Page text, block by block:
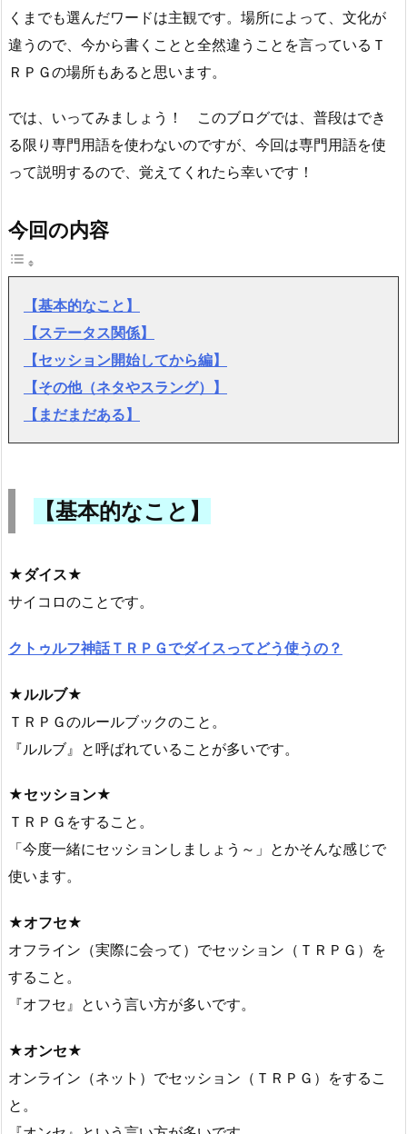
くまでも選んだワードは主観です。場所によって、文化が
違うので、今から書くことと全然違うことを言っているＴ
ＲＰＧの場所もあると思います。
では、いってみましょう！ このブログでは、普段はでき
る限り専門用語を使わないのですが、今回は専門用語を使
って説明するので、覚えてくれたら幸いです！
今回の内容
【基本的なこと】
【ステータス関係】
【セッション開始してから編】
【その他（ネタやスラング）】
【まだまだある】
【基本的なこと】
★ダイス★
サイコロのことです。
クトゥルフ神話ＴＲＰＧでダイスってどう使うの？
★ルルブ★
ＴＲＰＧのルールブックのこと。
『ルルブ』と呼ばれていることが多いです。
★セッション★
ＴＲＰＧをすること。
「今度一緒にセッションしましょう～」とかそんな感じで
使います。
★オフセ★
オフライン（実際に会って）でセッション（ＴＲＰＧ）を
すること。
『オフセ』という言い方が多いです。
★オンセ★
オンライン（ネット）でセッション（ＴＲＰＧ）をするこ
と。